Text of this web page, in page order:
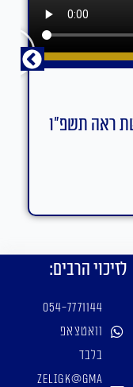
ראה תשפ"ו
לזיכוי הרבים:
054-7771144
וואטצאפ
בלבד
zeligk@gma